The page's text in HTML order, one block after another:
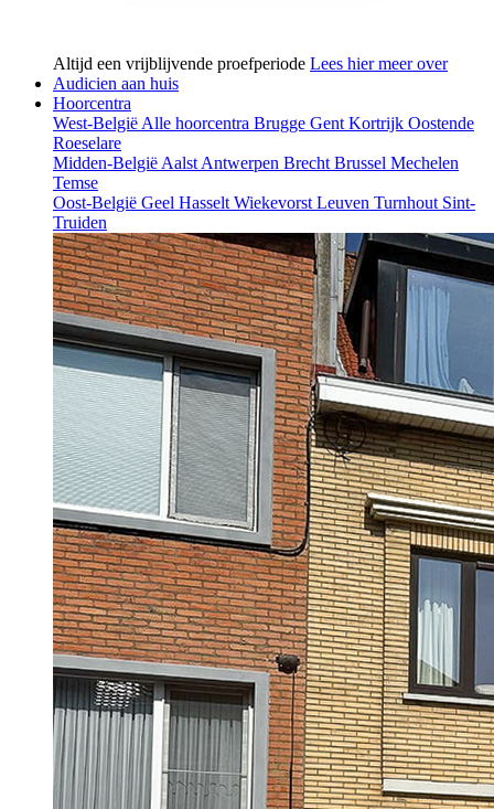
Altijd een vrijblijvende proefperiode Lees hier meer over
Audicien aan huis
Hoorcentra
West-België Alle hoorcentra Brugge Gent Kortrijk Oostende
Roeselare
Midden-België Aalst Antwerpen Brecht Brussel Mechelen
Temse
Oost-België Geel Hasselt Wiekevorst Leuven Turnhout Sint-
Truiden